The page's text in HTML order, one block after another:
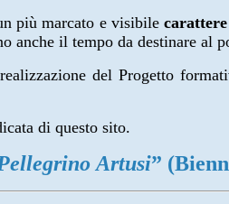
più marcato e visibile
il tempo da destinare al
del Progetto
di questo sito.
Artusi”